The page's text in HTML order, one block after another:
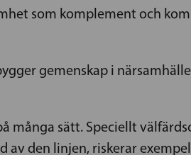
som komplement och
gemenskap i
många sätt. Speciellt
den linjen, riskerar